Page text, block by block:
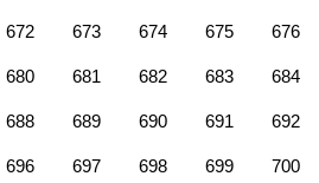
672 673 674 675 676
680 681 682 683 684
688 689 690 691 692
696 697 698 699 700